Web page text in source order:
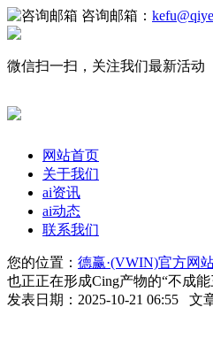
咨询邮箱：
微信扫一扫，关注我们最新活动
网站首页
关于我们
ai资讯
ai动态
联系我们
您的位置： 德赢·(VWIN)官方网
也正正在形成Cing产物的“不成能
发表日期：2025-10-21 06:55